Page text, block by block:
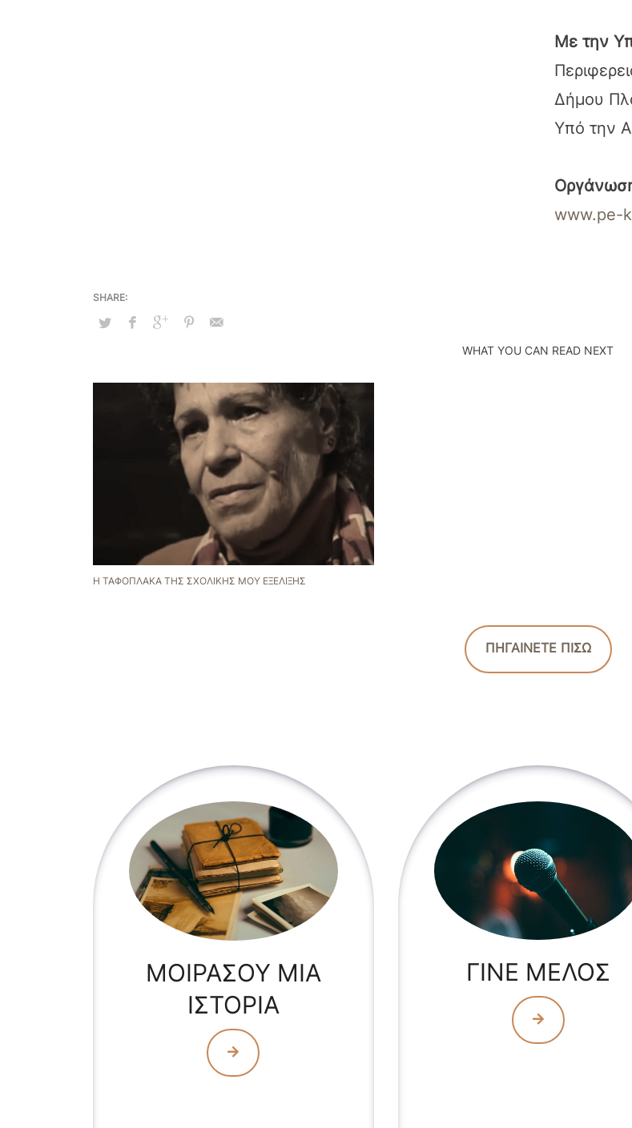
Με την
Δήμου
Υπό την
www.pe-
WHAT YOU CAN READ NEXT
Η ΤΑΦΌΠΛΑΚΑ ΤΗΣ ΣΧΟΛΙΚΉΣ ΜΟΥ ΕΞΈΛΙΞΗΣ
ΠΗΓΑΙΝΕΤΕ ΠΙΣΩ
ΜΟΙΡΑΣΟΥ ΜΙΑ
ΙΣΤΟΡΙΑ
ΓΙΝΕ ΜΕΛΟΣ